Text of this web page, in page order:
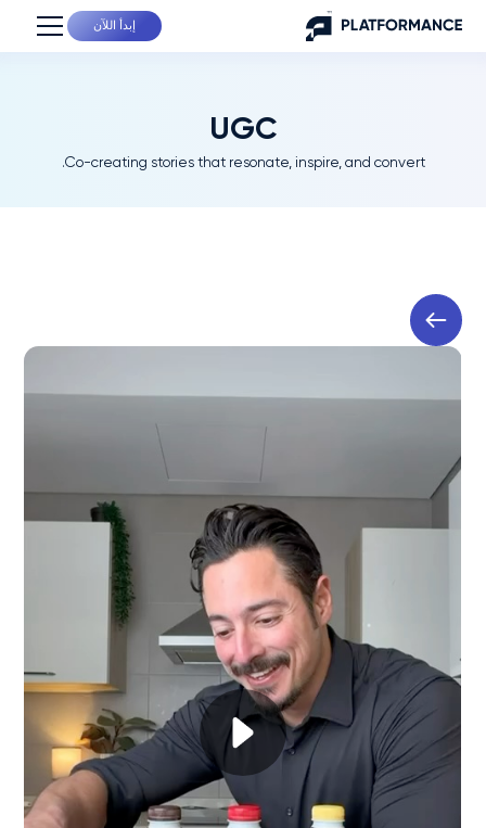
إبدأ اللآن
UGC
Co-creating stories that resonate, inspire, and convert.